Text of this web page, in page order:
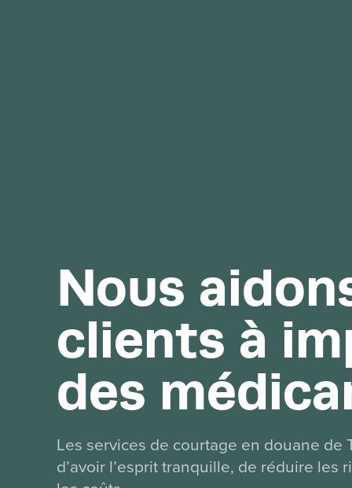
Nous
clients à
des
Les services de courtage en douane de
d’avoir l’esprit tranquille, de réduire les